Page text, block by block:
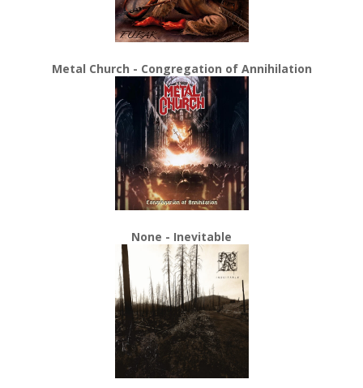
Metal Church - Congregation of Annihilation
None - Inevitable